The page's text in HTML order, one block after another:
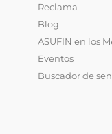
Reclama
Blog
ASUFIN en los
Eventos
Buscador de